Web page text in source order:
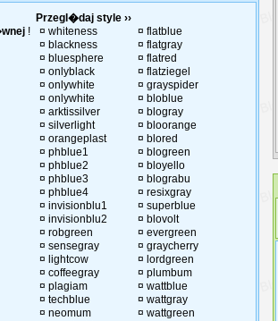
!
Przegl�daj style ››
¤ whiteness
¤ blackness
¤ bluesphere
¤ onlyblack
¤ onlywhite
¤ onlywhite
¤ arktissilver
¤ silverlight
¤ orangeplast
¤ phblue1
¤ phblue2
¤ phblue3
¤ phblue4
¤ invisionblu1
¤ invisionblu2
¤ robgreen
¤ sensegray
¤ lightcow
¤ coffeegray
¤ plagiam
¤ techblue
¤ neomum
¤ flatblue
¤ flatgray
¤ flatred
¤ flatziegel
¤ grayspider
¤ bloblue
¤ blogray
¤ bloorange
¤ blored
¤ blogreen
¤ bloyello
¤ blograbu
¤ resixgray
¤ superblue
¤ blovolt
¤ evergreen
¤ graycherry
¤ lordgreen
¤ plumbum
¤ wattblue
¤ wattgray
¤ wattgreen